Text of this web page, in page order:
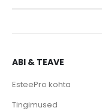
ABI & TEAVE
EsteePro kohta
Tingimused